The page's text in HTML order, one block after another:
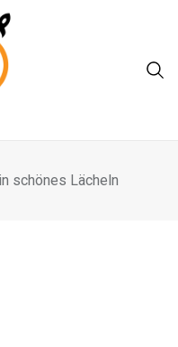
schönes Lächeln